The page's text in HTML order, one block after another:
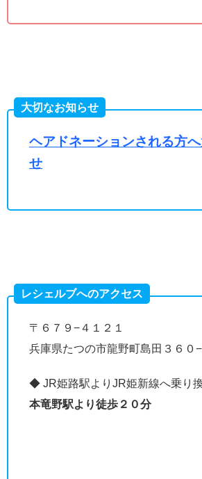
大切なお知らせ
ヘアドネーションされる方
せ
レシェルブへのアクセス
〒６７９−４１２１
兵庫県たつの市龍野町島田３６０−
◆ JR姫路駅よりJR姫新線へ乗り換
本竜野駅より徒歩２０分